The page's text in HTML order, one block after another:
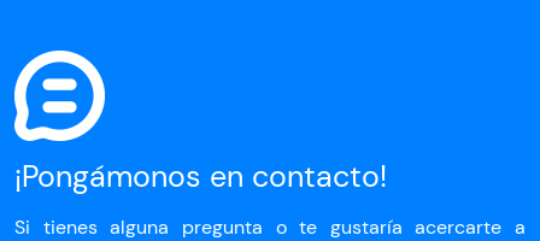
¡Pongámonos en contacto!
Si tienes alguna pregunta o te gustaríaacercarte a